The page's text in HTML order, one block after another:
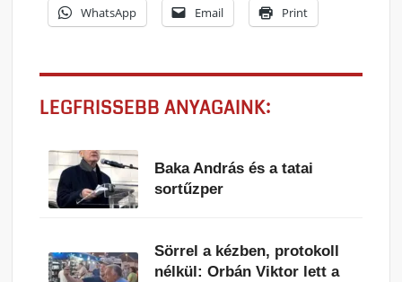
WhatsApp Email Print
LEGFRISSEBB ANYAGAINK:
Baka András és a tatai
sortűzper
Sörrel a kézben, protokoll
nélkül: Orbán Viktor lett a